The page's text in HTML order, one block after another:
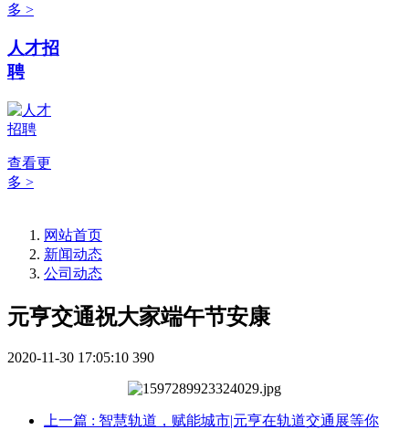
多 >
人才招
聘
查看更
多 >
网站首页
新闻动态
公司动态
元亨交通祝大家端午节安康
2020-11-30 17:05:10 390
上一篇 : 智慧轨道，赋能城市|元亨在轨道交通展等你